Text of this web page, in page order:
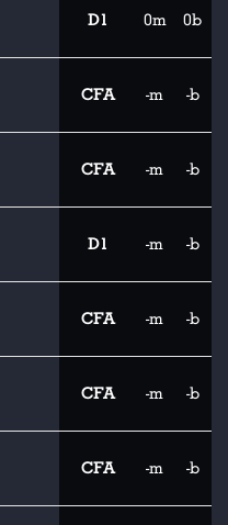
D1 0m 0b
CFA -m -b
CFA -m -b
D1 -m -b
CFA -m -b
CFA -m -b
CFA -m -b